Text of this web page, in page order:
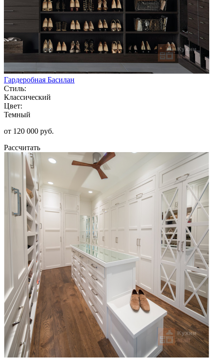
Гардеробная Басилан
Стиль:
Классический
Цвет:
Темный
от 120 000 руб.
Рассчитать